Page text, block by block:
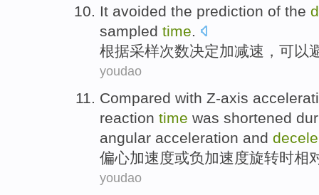
It avoided the prediction of the
sampled time.
根据采样次数决定加减速 ， 可以
youdao
Compared with Z-axis
reaction time was shortened
angular acceleration and
偏心加速度或负加速度旋转时相
youdao